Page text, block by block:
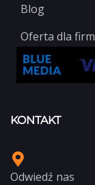
Blog
Oferta dla firm
KONTAKT
Odwiedź nas